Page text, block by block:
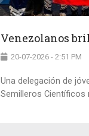
Venezolanos
20-07-2026 - 2:51 PM
Una delegación de
Semilleros Científicos